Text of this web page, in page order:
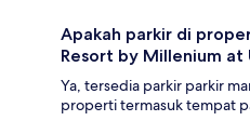
Apakah parkir di
Resort by Millenium at
Ya, tersedia parkir parkir
properti termasuk tempat